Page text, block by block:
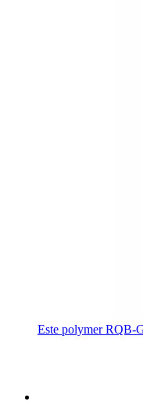
Este polymer RQB-